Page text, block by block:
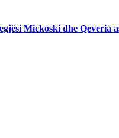
Mickoski dhe Qeveria